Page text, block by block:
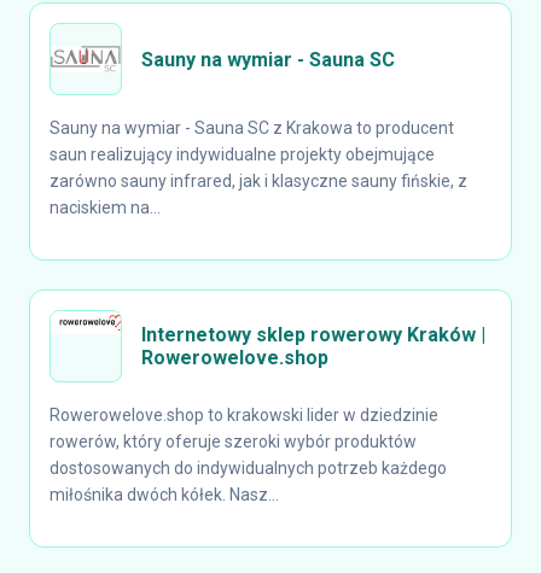
Sauny na wymiar - Sauna SC
Sauny na wymiar - Sauna SC z Krakowa to producent
saun realizujący indywidualne projekty obejmujące
zarówno sauny infrared, jak i klasyczne sauny fińskie, z
naciskiem na...
Internetowy sklep rowerowy Kraków |
Rowerowelove.shop
Rowerowelove.shop to krakowski lider w dziedzinie
rowerów, który oferuje szeroki wybór produktów
dostosowanych do indywidualnych potrzeb każdego
miłośnika dwóch kółek. Nasz...